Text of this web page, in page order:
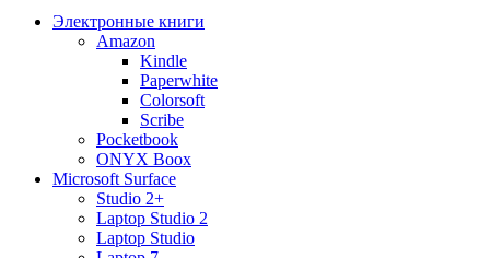
Электронные книги
Amazon
Kindle
Paperwhite
Colorsoft
Scribe
Pocketbook
ONYX Boox
Microsoft Surface
Studio 2+
Laptop Studio 2
Laptop Studio